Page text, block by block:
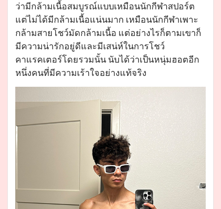
ว่ามีกล้ามเนื้อสมบูรณ์แบบเหมือนนักกีฬาสปอร์ต
แต่ไม่ได้มีกล้ามเนื้อแน่นมาก เหมือนนักกีฬาเพาะ
กล้ามสายโชว์มัดกล้ามเนื้อ แต่อย่างไรก็ตามเขาก็
มีความน่ารักอยู่ดีและมีเสน่ห์ในการโชว์
คาแรคเตอร์โดยรวมนั้น นับได้ว่าเป็นหนุ่มฮอตอีก
หนึ่งคนที่มีความเร้าใจอย่างแท้จริง